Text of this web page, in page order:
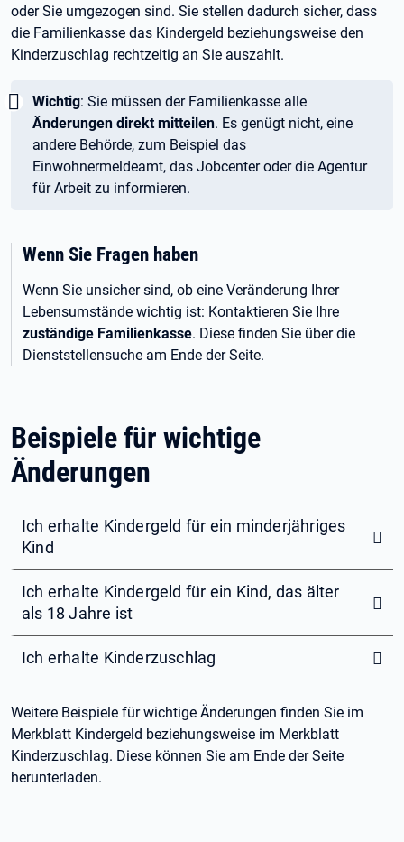
oder Sie umgezogen sind. Sie stellen dadurch sicher, dass
die Familienkasse das Kindergeld beziehungsweise den
Kinderzuschlag rechtzeitig an Sie auszahlt.
Wichtig:
Wichtig: Sie müssen der Familienkasse alle
Änderungen direkt mitteilen. Es genügt nicht, eine
andere Behörde, zum Beispiel das
Einwohnermeldeamt, das Jobcenter oder die Agentur
für Arbeit zu informieren.
Wenn Sie Fragen haben
Wenn Sie unsicher sind, ob eine Veränderung Ihrer
Lebensumstände wichtig ist: Kontaktieren Sie Ihre
zuständige Familienkasse. Diese finden Sie über die
Dienststellensuche am Ende der Seite.
Beispiele für wichtige
Änderungen
Ich erhalte Kindergeld für ein minderjähriges
Kind
Ich erhalte Kindergeld für ein Kind, das älter
als 18 Jahre ist
Ich erhalte Kinderzuschlag
Weitere Beispiele für wichtige Änderungen finden Sie im
Merkblatt Kindergeld beziehungsweise im Merkblatt
Kinderzuschlag. Diese können Sie am Ende der Seite
herunterladen.